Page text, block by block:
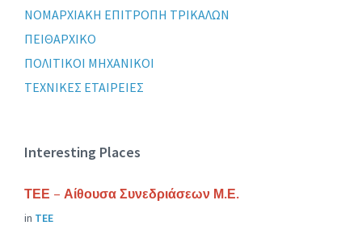
ΝΟΜΑΡΧΙΑΚΗ ΕΠΙΤΡΟΠΗ ΤΡΙΚΑΛΩΝ
ΠΕΙΘΑΡΧΙΚΟ
ΠΟΛΙΤΙΚΟΙ ΜΗΧΑΝΙΚΟΙ
ΤΕΧΝΙΚΕΣ ΕΤΑΙΡΕΙΕΣ
Interesting Places
ΤΕΕ – Αίθουσα Συνεδριάσεων Μ.Ε.
in ΤΕΕ